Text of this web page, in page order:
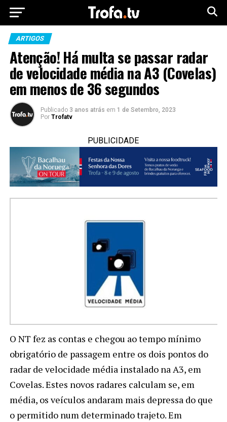
ARTIGOS
Atenção! Há multa se passar radar
de velocidade média na A3 (Covelas)
em menos de 36 segundos
Publicado 3 anos atrás em 1 de Setembro, 2023
Por Trofatv
PUBLICIDADE
O NT fez as contas e chegou ao tempo mínimo
obrigatório de passagem entre os dois pontos do
radar de velocidade média instalado na A3, em
Covelas. Estes novos radares calculam se, em
média, os veículos andaram mais depressa do que
o permitido num determinado trajeto. Em